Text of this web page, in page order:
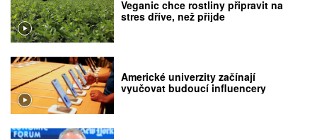
Veganic chce rostliny připravit na
stres dříve, než přijde
Americké univerzity začínají
vyučovat budoucí influencery